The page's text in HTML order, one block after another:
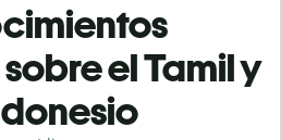
el Tamil y